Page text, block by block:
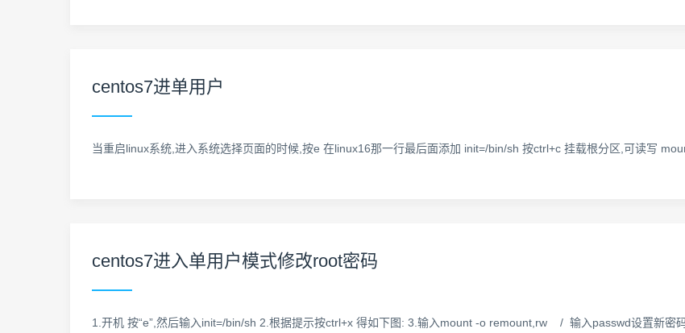
centos7进单用户
当重启linux系统,进入系统选择页面的时候,按e 在linux16那一行最后面添加 init=/bin/sh 按ctrl+c 挂载根分区,可读写
centos7进入单用户模式修改root密码
1.开机 按“e”,然后输入init=/bin/sh 2.根据提示按ctrl+x 得如下图: 3.输入mount -o remount,rw / 输入passwd设置新